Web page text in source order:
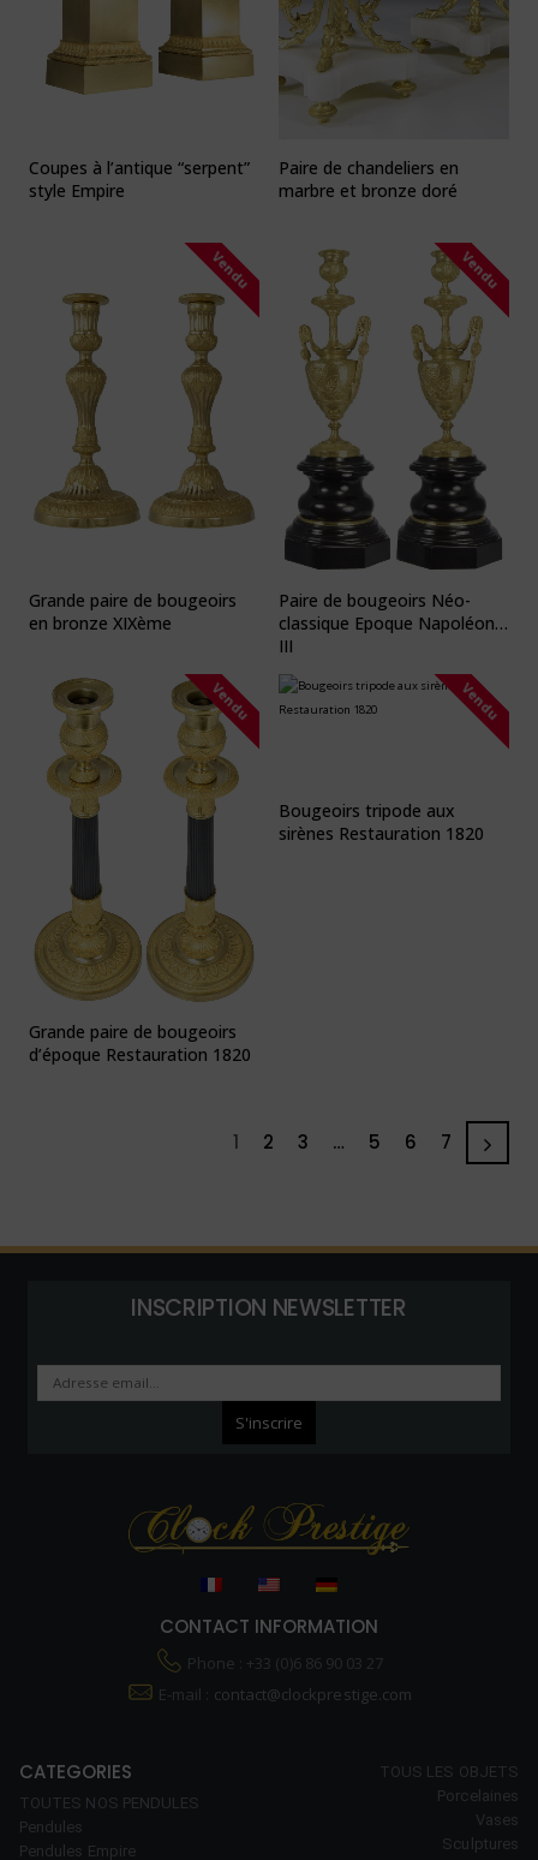
Coupes à l’antique “serpent”
style Empire
Paire de chandeliers en
marbre et bronze doré
Vendu
Grande paire de bougeoirs
en bronze XIXème
Vendu
Paire de bougeoirs Néo-
classique Epoque Napoléon
III
Vendu
Grande paire de bougeoirs
d’époque Restauration 1820
Vendu
Bougeoirs tripode aux
sirènes Restauration 1820
1 2 3 … 5 6 7
INSCRIPTION NEWSLETTER
CONTACT INFORMATION
Phone : +33 (0)6 86 90 03 27
E-mail : contact@clockprestige.com
CATEGORIES
TOUTES NOS PENDULES
Pendules
Pendules Empire
TOUS LES OBJETS
Porcelaines
Vases
Sculptures